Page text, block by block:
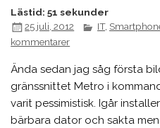
Lästid: 51 sekunder
25 juli, 2012
IT,
kommentarer
Ända sedan jag såg första
gränssnittet Metro i
varit pessimistisk. Igår
bärbara dator och sakta